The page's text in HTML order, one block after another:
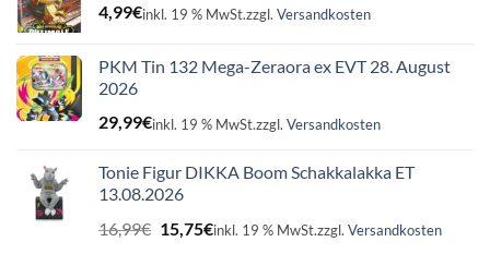
4,99€inkl. 19 % MwSt.zzgl. Versandkosten
PKM Tin 132 Mega-Zeraora ex EVT 28. August
2026
29,99€inkl. 19 % MwSt.zzgl. Versandkosten
Tonie Figur DIKKA Boom Schakkalakka ET
13.08.2026
16,99€ Ursprünglicher
Preis
15,75€Aktueller
inkl. 19 % MwSt.zzgl. Versandkosten